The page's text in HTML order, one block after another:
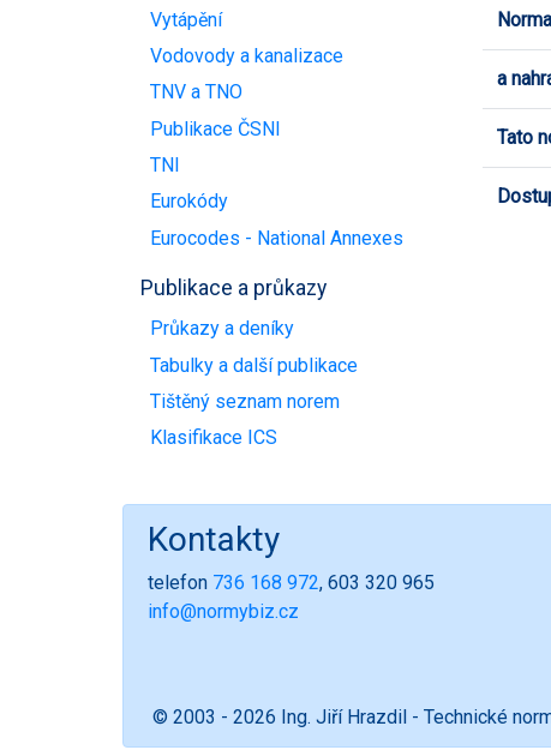
Vytápění
Vodovody a kanalizace
TNV a TNO
Publikace ČSNI
TNI
Eurokódy
Eurocodes - National Annexes
Publikace a průkazy
Průkazy a deníky
Tabulky a další publikace
Tištěný seznam norem
Klasifikace ICS
a
Tato
Kontakty
telefon 736 168 972, 603 320 965
info@normybiz.cz
© 2003 - 2026 Ing. Jiří Hrazdil - Technické